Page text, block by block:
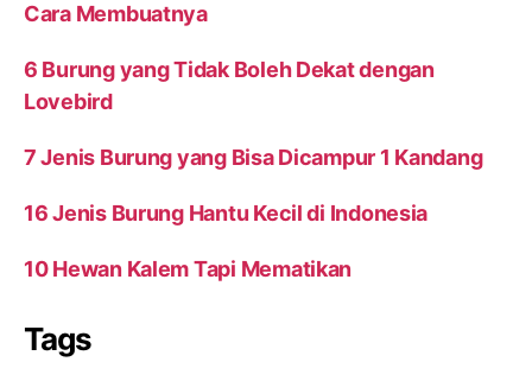
Cara Membuatnya
6 Burung yang Tidak Boleh Dekat dengan
Lovebird
7 Jenis Burung yang Bisa Dicampur 1 Kandang
16 Jenis Burung Hantu Kecil di Indonesia
10 Hewan Kalem Tapi Mematikan
Tags